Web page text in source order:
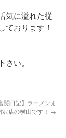
気に溢れた従
ております！
い。
闘日記】ラーメンま
沢店の横山です！ →